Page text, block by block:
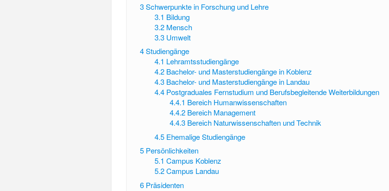
3Schwerpunkte in Forschung und Lehre
3.1 Bildung
3.2 Mensch
3.3 Umwelt
4Studiengänge
4.1 Lehramtsstudiengänge
4.2 Bachelor- und Masterstudiengänge in Koblenz
4.3 Bachelor- und Masterstudiengänge in Landau
4.4 Postgraduales Fernstudium und Berufsbegleitende Weiterbildungen
4.4.1 Bereich Humanwissenschaften
4.4.2 Bereich Management
4.4.3 Bereich Naturwissenschaften und Technik
4.5 Ehemalige Studiengänge
5 Persönlichkeiten
5.1 Campus Koblenz
5.2 Campus Landau
6 Präsidenten